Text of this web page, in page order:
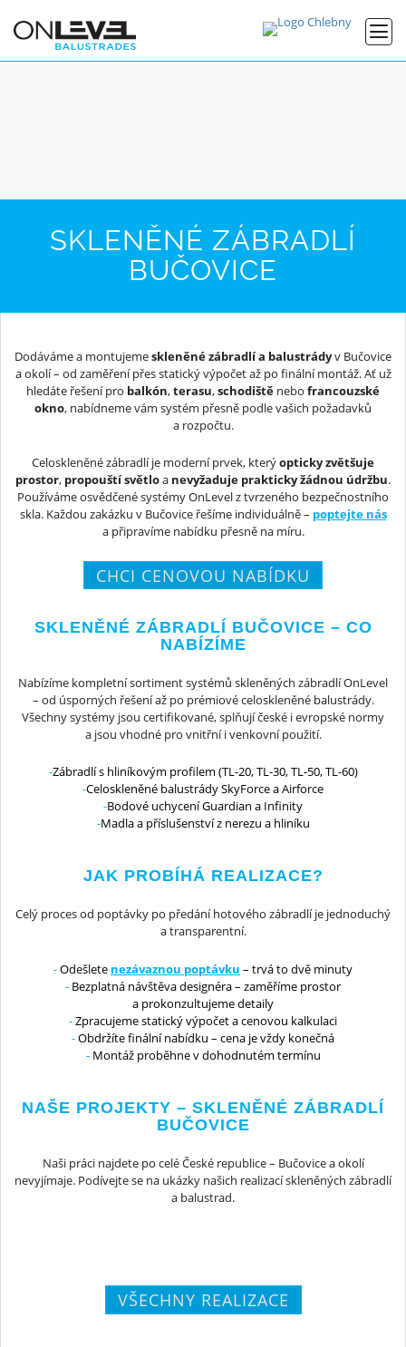
SKLENĚNÉ ZÁBRADLÍ
BUČOVICE
Dodáváme a montujemeskleněné zábradlí a balustrádyv Bučovice
a okolí – od zaměření přes statický výpočet až po finální montáž. Ať už
hledáte řešení pro balkón,terasu,schodiště nebo francouzské
okno, nabídneme vám systém přesně podle vašich požadavků
a rozpočtu.
Celoskleněné zábradlí je moderní prvek, kterýopticky zvětšuje
prostor, propouští světloa nevyžaduje prakticky žádnou údržbu.
Používáme osvědčené systémy OnLevel z tvrzeného bezpečnostního
skla. Každou zakázku v Bučovice řešíme individuálně – poptejte nás
a připravíme nabídku přesně na míru.
CHCI CENOVOU NABÍDKU
SKLENĚNÉ ZÁBRADLÍ BUČOVICE – CO
NABÍZÍME
Nabízíme kompletní sortiment systémů skleněných zábradlí OnLevel
– od úsporných řešení až po prémiové celoskleněné balustrády.
Všechny systémy jsou certifikované, splňují české i evropské normy
a jsou vhodné pro vnitřní i venkovní použití.
Zábradlí s hliníkovým profilem (TL-20, TL-30, TL-50, TL-60)
Celoskleněné balustrády SkyForce a Airforce
Bodové uchycení Guardian a Infinity
Madla a příslušenství z nerezu a hliníku
JAK PROBÍHÁ REALIZACE?
Celý proces od poptávky po předání hotového zábradlí je jednoduchý
a transparentní.
Odešlete nezávaznou poptávku – trvá to dvě minuty
Bezplatná návštěva designéra – zaměříme prostor
a prokonzultujeme detaily
Zpracujeme statický výpočet a cenovou kalkulaci
Obdržíte finální nabídku – cena je vždy konečná
Montáž proběhne v dohodnutém termínu
NAŠE PROJEKTY – SKLENĚNÉ ZÁBRADLÍ
BUČOVICE
Naši práci najdete po celé České republice – Bučovice a okolí
nevyjímaje. Podívejte se na ukázky našich realizací skleněných zábradlí
a balustrad.
VŠECHNY REALIZACE